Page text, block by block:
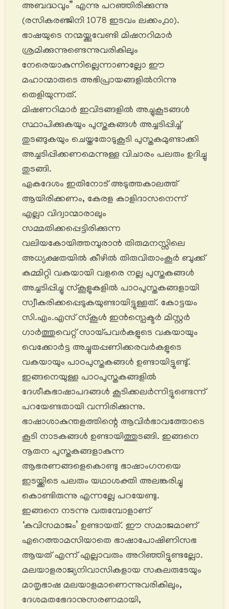
അബദ്ധവും” എന്നു പറഞ്ഞിരിക്കുന്നു
(രസികരഞ്ജിനി 1078 ഇടവം ലക്കം൧൦).
ഭാഷയുടെ നന്മയ്ക്കുവേണ്ടി മിഷനറിമാർ
ശ്രമിക്കുന്നുണ്ടെന്നുവരികിലും
നേരെയാകുന്നില്ലെന്നാണല്ലോ ഈ
മഹാന്മാരുടെ അഭിപ്രായങ്ങളില്‍നിന്നു
തെളിയുന്നത്.
മിഷണറിമാർ ഇവിടങ്ങളിൽ അച്ചുകൂടങ്ങള്‍
സ്ഥാപിക്കുകയും പുസ്തകങ്ങൾ അച്ചടിപ്പിച്ച്
തുടങ്ങുകയും ചെയ്തതോടുകൂടി പുസ്തകമുണ്ടാക്കി
അച്ചടിപ്പിക്കണമെന്നുള്ള വിചാരം പലരും ഉദിച്ചു
തുടങ്ങി.
ഏകദേശം ഇതിനോട് അടുത്തകാലത്ത്
ആയിരിക്കണം, കേരള കാളിദാസനെന്ന്
എല്ലാ വിദ്വാന്മാരാലും
സമ്മതിക്കപ്പെട്ടിരിക്കുന്ന
വലിയകോയിത്തമ്പുരാൻ തിരുമനസ്സിലെ
അധ്യക്ഷതയിൽ കീഴിൽ തിരുവിതാംകൂർ ബുക്ക്
കമ്മിറ്റി വകയായി വളരെ നല്ല പുസ്തകങ്ങൾ
അച്ചടിപ്പിച്ചു സ്കൂളുകളിൽ പാഠപുസ്തകങ്ങളായി
സ്വീകരിക്കപ്പെടുകയുണ്ടായിട്ടുള്ളത്. കോട്ടയം
സി.എം.എസ് സ്കൂൾ ഇൻസ്പെക്ടർ മിസ്റ്റർ
ഗാര്‍ത്തുവെറ്റ് സായ്പവർകളുടെ വകയായും
വെക്കോര്‍ട്ട അച്ചുതപ്പണിക്കരവര്‍കളുടെ
വകയായും പാഠപുസ്തകങ്ങള്‍ ഉണ്ടായിട്ടുണ്ടു്.
ഇങ്ങനെയുള്ള പാഠപുസ്തകങ്ങളിൽ
ദേശീകഭാഷാപദങ്ങൾ കൂടിക്കലർന്നിട്ടുണ്ടെന്ന്
പറയേണ്ടതായി വന്നിരിക്കുന്നു.
ഭാഷാശാകുന്തളത്തിന്റെ ആവിർഭാവത്തോടെ
കൂടി നാടകങ്ങൾ ഉണ്ടായിത്തുടങ്ങി. ഇങ്ങനെ
നൂതന പുസ്തകങ്ങളാകുന്ന
ആഭരണങ്ങളെകൊണ്ടു ഭാഷാംഗനയെ
ഇടയ്ക്കിടെ പലരും യഥാശക്തി അലങ്കരിച്ചു
കൊണ്ടിരുന്നു എന്നല്ലേ പറയേണ്ടു.
ഇങ്ങനെ നടന്നു വരുമ്പോളാണ്
‘കവിസമാജം’ ഉണ്ടായത്. ഈ സമാജമാണ്
ഏറെത്താമസിയാതെ ഭാഷാപോഷിണിസഭ
ആയത് എന്ന് എല്ലാവരും അറിഞ്ഞിട്ടുണ്ടല്ലോ.
മലയാളരാജ്യനിവാസികളായ സകലരുടേയും
മാതൃഭാഷ മലയാളമാണെന്നുവരികിലും,
ദേശമതഭേദാനുസരണമായി,